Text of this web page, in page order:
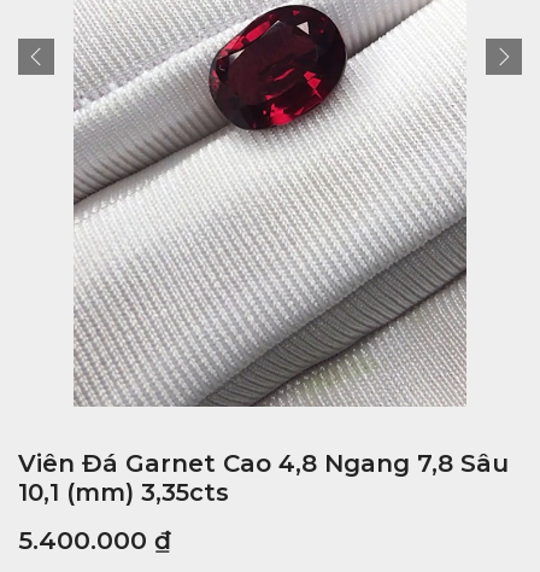
Viên Đá Garnet Cao 4,8 Ngang 7,8 Sâu
10,1 (mm) 3,35cts
5.400.000 ₫